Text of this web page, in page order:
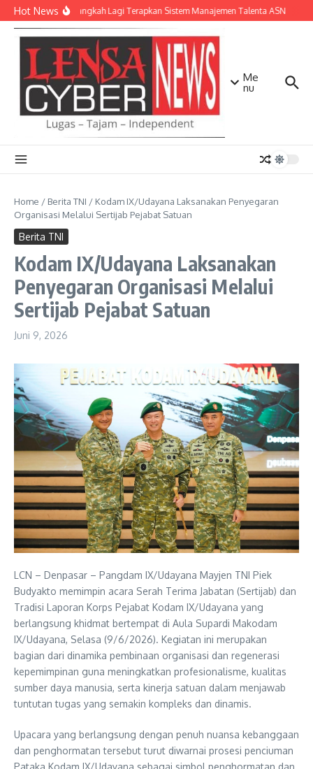
Lewati ke konten
Hot NewsNTB Selangkah Lagi Terapkan Sistem Manajemen Talenta ASN
Me
nu
Home / Berita TNI / Kodam IX/Udayana Laksanakan Penyegaran
Organisasi Melalui Sertijab Pejabat Satuan
Berita TNI
Kodam IX/Udayana Laksanakan
Penyegaran Organisasi Melalui
Sertijab Pejabat Satuan
Juni 9, 2026
LCN – Denpasar – Pangdam IX/Udayana Mayjen TNI Piek
Budyakto memimpin acara Serah Terima Jabatan (Sertijab) dan
Tradisi Laporan Korps Pejabat Kodam IX/Udayana yang
berlangsung khidmat bertempat di Aula Supardi Makodam
IX/Udayana, Selasa (9/6/2026). Kegiatan ini merupakan
bagian dari dinamika pembinaan organisasi dan regenerasi
kepemimpinan guna meningkatkan profesionalisme, kualitas
sumber daya manusia, serta kinerja satuan dalam menjawab
tuntutan tugas yang semakin kompleks dan dinamis.
Upacara yang berlangsung dengan penuh nuansa kebanggaan
dan penghormatan tersebut turut diwarnai prosesi penciuman
Pataka Kodam IX/Udayana sebagai simbol penghormatan dan